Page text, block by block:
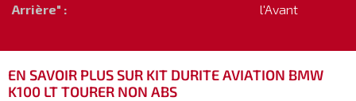
Arrière" :
l'Avant
EN SAVOIR PLUS SUR KIT DURITE AVIATION BMW
K100 LT TOURER NON ABS